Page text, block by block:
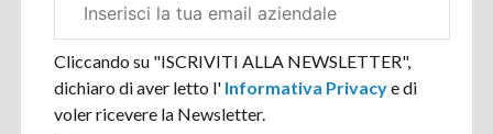
aziendale
Cliccando su "ISCRIVITI ALLA NEWSLETTER",
dichiaro di aver letto l' Informativa Privacye di
voler ricevere la Newsletter.